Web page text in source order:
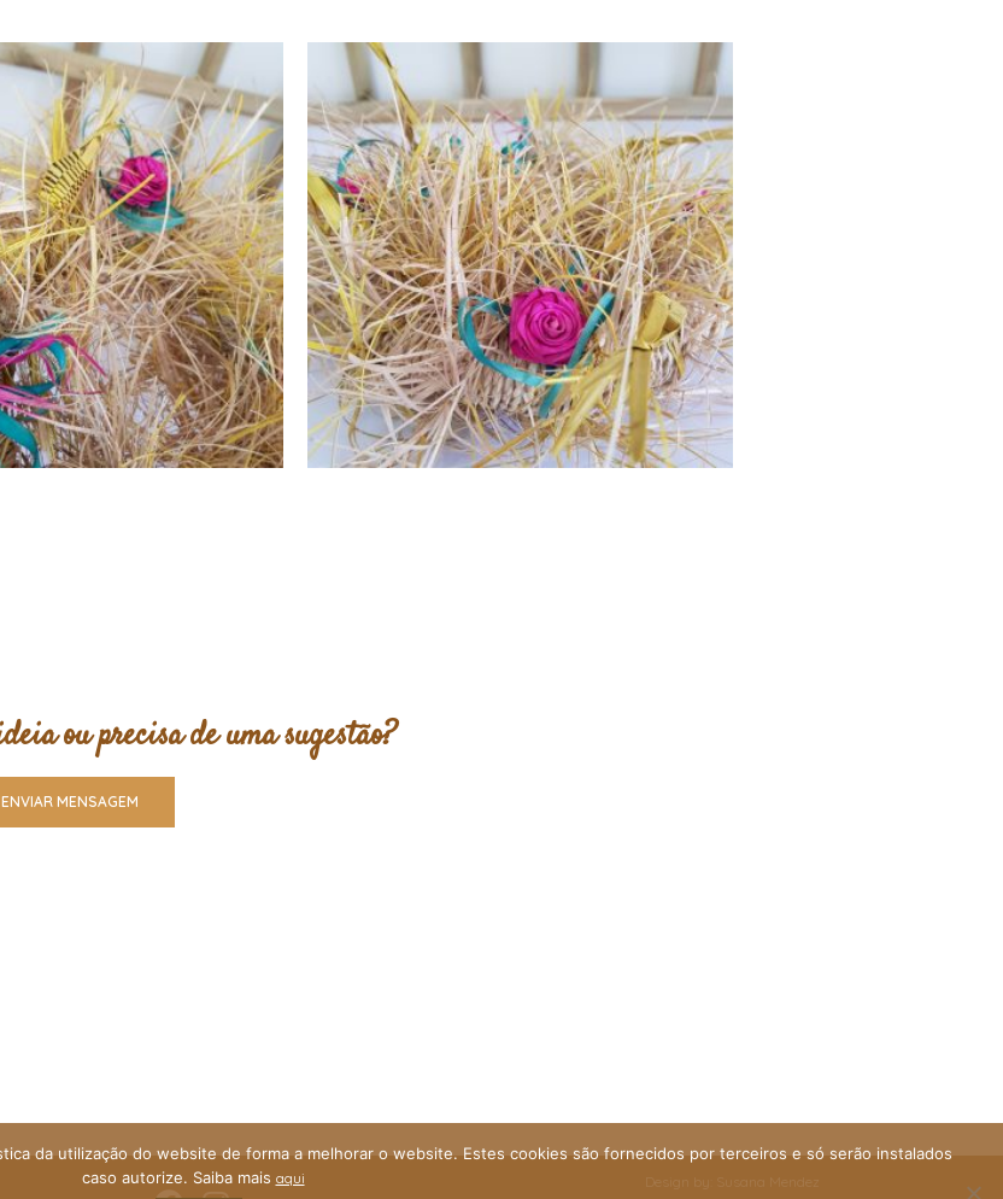
ou precisa de uma sugestão?
ENVIAR MENSAGEM
Design by: Susana Mendez
da utilização do website de forma a melhorar o website. Estes cookies são fornecidos por terceiros e só serão instalados
caso autorize. Saiba mais aqui